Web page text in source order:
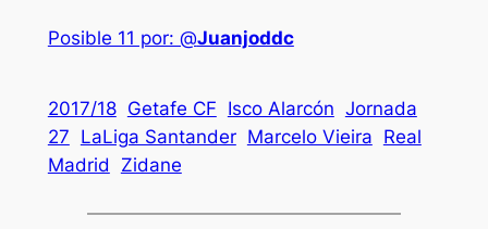
Posible 11 por: @Juanjoddc
2017/18 Getafe CF Isco Alarcón Jornada
27 LaLiga Santander Marcelo Vieira Real
Madrid
Zidane